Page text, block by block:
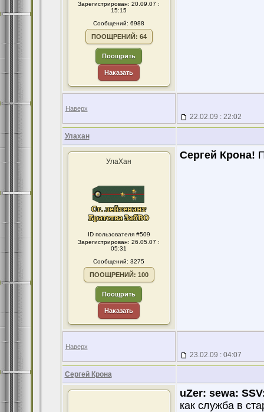
Зарегистрирован: 20.09.07 :
15:15
Сообщений: 6988
ПООЩРЕНИЙ: 64
Поощрить
Наказать
Наверх
22.02.09 : 22:02
Улахан
УлаХан
ID пользователя #509
Зарегистрирован: 26.05.07 :
05:31
Сообщений: 3275
ПООЩРЕНИЙ: 100
Поощрить
Наказать
Сергей Крона!
Наверх
23.02.09 : 04:07
Сергей Крона
uZer: sewa:
как служба в